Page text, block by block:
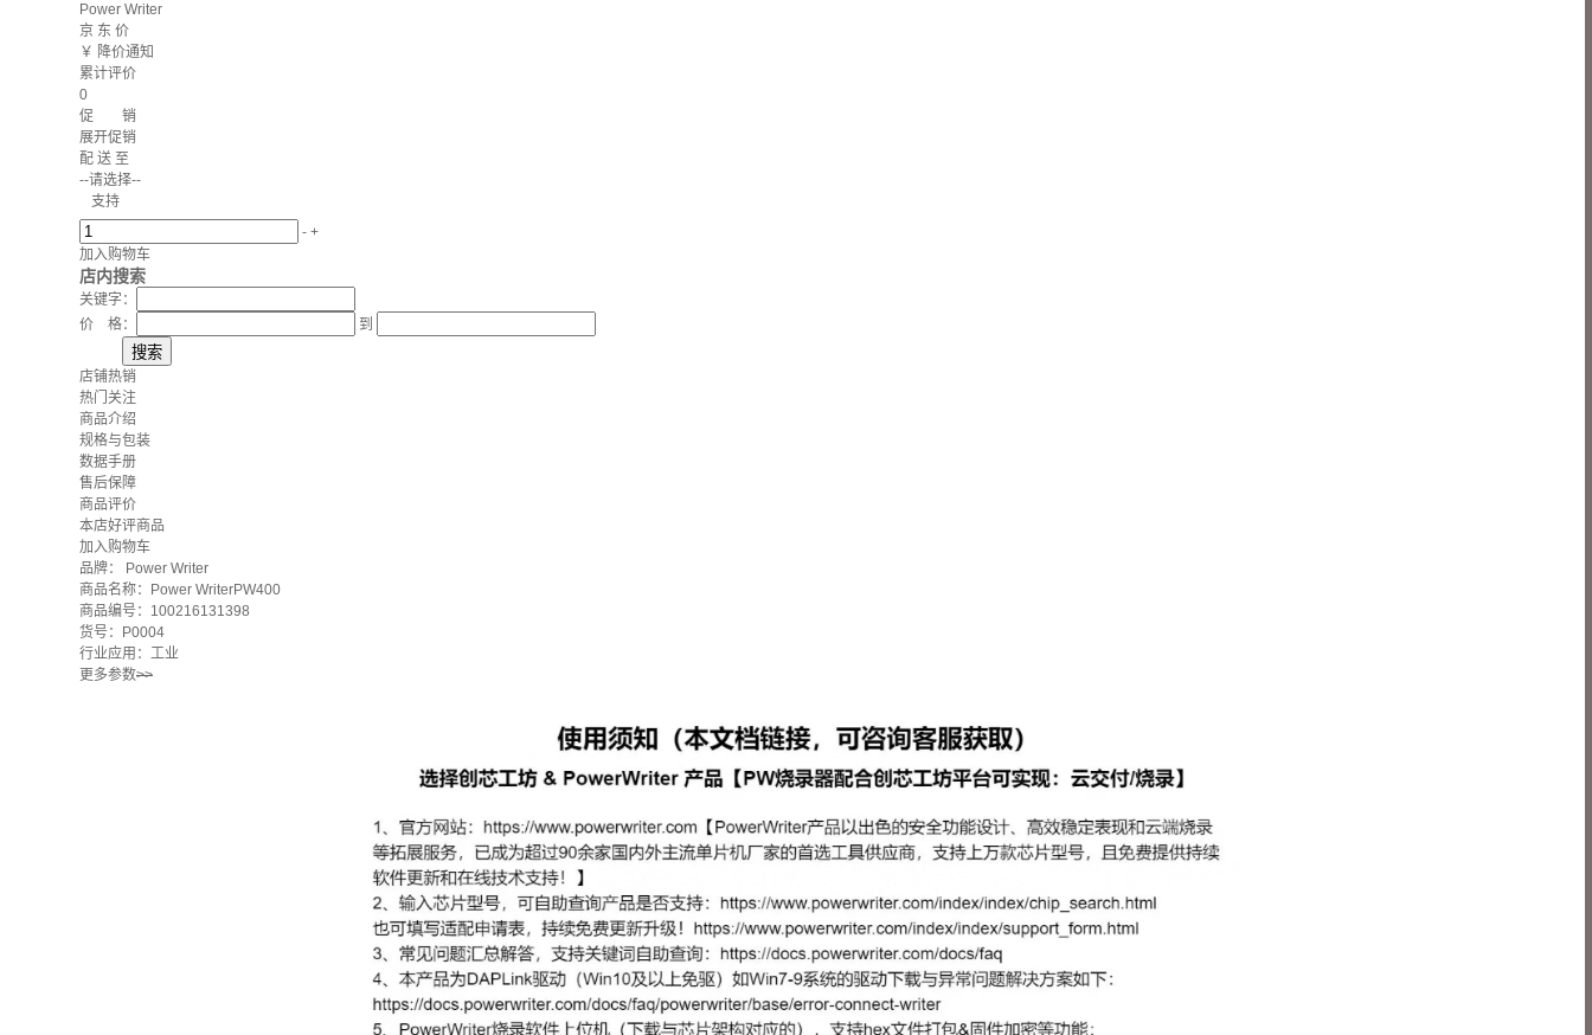
Power Writer
京 东 价
￥ 降价通知
累计评价
0
促 销
展开促销
配 送 至
--请选择--
支持
- +
加入购物车
店内搜索
关键字：
价 格：
到
店铺热销
热门关注
商品介绍
规格与包装
数据手册
售后保障
商品评价
本店好评商品
加入购物车
品牌：
Power Writer
商品名称：Power WriterPW400
商品编号：100216131398
货号：P0004
行业应用：工业
更多参数>>